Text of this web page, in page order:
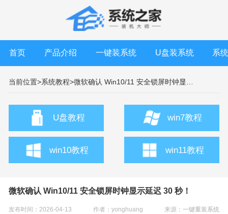
首页 产品介绍 一键装系统 U盘装系统 系
当前位置>系统教程>
U盘教程 win7教程
win10教程 win11教程
微软确认 Win10/11 安全锁屏时钟显示延迟 30 秒！
发布时间：2026-04-13 作者：yonghuang 来源：一键重装系统